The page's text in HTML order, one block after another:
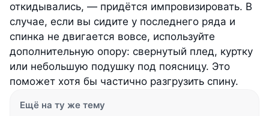
откидывались, — придётся импровизировать. В
случае, если вы сидите у последнего ряда и
спинка не двигается вовсе, используйте
дополнительную опору: свернутый плед, куртку
или небольшую подушку под поясницу. Это
поможет хотя бы частично разгрузить спину.
Ещё на ту же тему